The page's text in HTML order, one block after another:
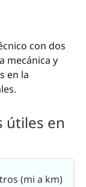
con dos
mecánica y
en la
útiles en
(mi a km)